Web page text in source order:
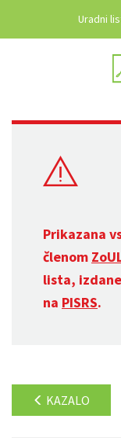
Uradni
Prikazana
členom
lista,
na PISRS.
KAZALO